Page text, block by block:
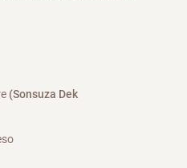
(Sonsuza Dek